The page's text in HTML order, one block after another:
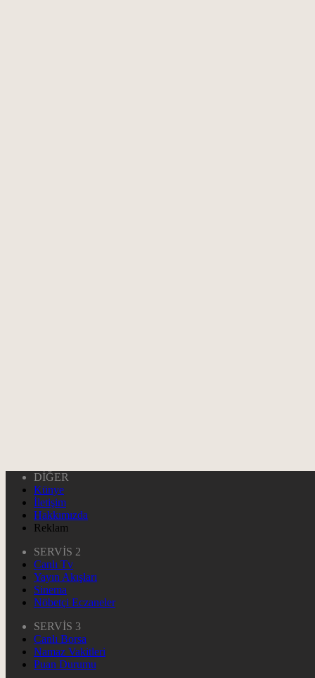
DİĞER
Künye
İletişim
Hakkımızda
Reklam
SERVİS 2
Canlı Tv
Yayın Akışları
Sinema
Nöbetçi Eczaneler
SERVİS 3
Canlı Borsa
Namaz Vakitleri
Puan Durumu